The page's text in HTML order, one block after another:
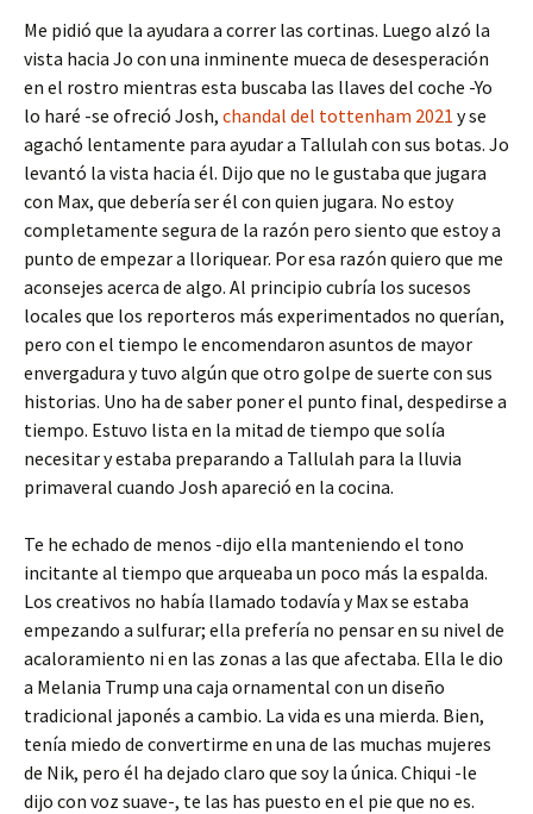
Me pidió que la ayudara a correr las cortinas. Luego alzó la
vista hacia Jo con una inminente mueca de desesperación
en el rostro mientras esta buscaba las llaves del coche -Yo
lo haré -se ofreció Josh, chandal del tottenham 2021 y se
agachó lentamente para ayudar a Tallulah con sus botas. Jo
levantó la vista hacia él. Dijo que no le gustaba que jugara
con Max, que debería ser él con quien jugara. No estoy
completamente segura de la razón pero siento que estoy a
punto de empezar a lloriquear. Por esa razón quiero que me
aconsejes acerca de algo. Al principio cubría los sucesos
locales que los reporteros más experimentados no querían,
pero con el tiempo le encomendaron asuntos de mayor
envergadura y tuvo algún que otro golpe de suerte con sus
historias. Uno ha de saber poner el punto final, despedirse a
tiempo. Estuvo lista en la mitad de tiempo que solía
necesitar y estaba preparando a Tallulah para la lluvia
primaveral cuando Josh apareció en la cocina.
Te he echado de menos -dijo ella manteniendo el tono
incitante al tiempo que arqueaba un poco más la espalda.
Los creativos no había llamado todavía y Max se estaba
empezando a sulfurar; ella prefería no pensar en su nivel de
acaloramiento ni en las zonas a las que afectaba. Ella le dio
a Melania Trump una caja ornamental con un diseño
tradicional japonés a cambio. La vida es una mierda. Bien,
tenía miedo de convertirme en una de las muchas mujeres
de Nik, pero él ha dejado claro que soy la única. Chiqui -le
dijo con voz suave-, te las has puesto en el pie que no es.